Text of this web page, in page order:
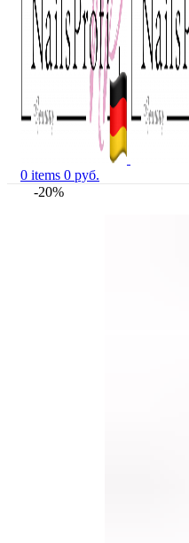
0 items 0 руб.
-20%